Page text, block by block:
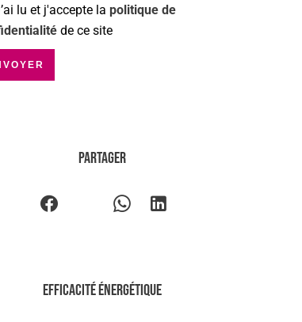
lu et j'accepte la politique de
de ce site
Partager
Efficacité énergétique